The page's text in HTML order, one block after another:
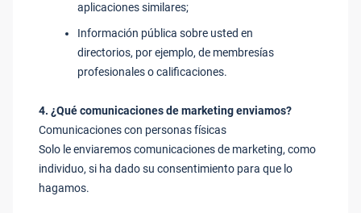
aplicaciones similares;
Información pública sobre usted en
directorios, por ejemplo, de membresías
profesionales o calificaciones.
4. ¿Qué comunicaciones de marketing enviamos?
Comunicaciones con personas físicas
Solo le enviaremos comunicaciones de marketing, como
individuo, si ha dado su consentimiento para que lo
hagamos.